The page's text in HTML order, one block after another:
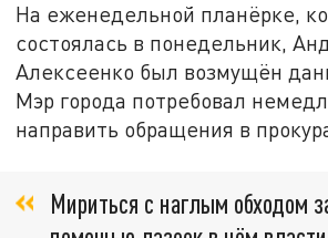
На еженедельной планёрке,
состоялась в понедельник,
Алексеенко был возмущён
Мэр города потребовал
направить обращения в
Мириться с наглым обходом